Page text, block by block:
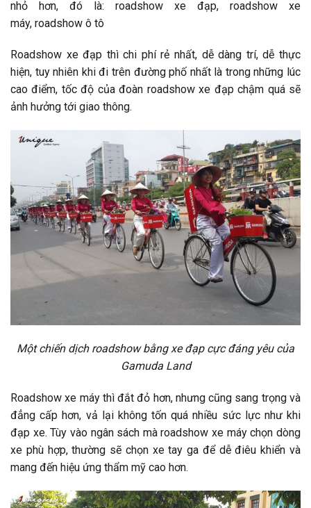
nhỏ hơn, đó là: roadshow xe đạp, roadshow xe
máy, roadshow ô tô
Roadshow xe đạp thì chi phí rẻ nhất, dễ dàng trí, dễ thực
hiện, tuy nhiên khi đi trên đường phố nhất là trong những lúc
cao điểm, tốc độ của đoàn roadshow xe đạp chậm quá sẽ
ảnh hưởng tới giao thông.
Một chiến dịch roadshow bằng xe đạp cực đáng yêu của
Gamuda Land
Roadshow xe máy thì đắt đỏ hơn, nhưng cũng sang trọng và
đẳng cấp hơn, vả lại không tốn quá nhiều sức lực như khi
đạp xe. Tùy vào ngân sách mà roadshow xe máy chọn dòng
xe phù hợp, thường sẽ chọn xe tay ga để dễ điêu khiển và
mang đến hiệu ứng thẩm mỹ cao hơn.